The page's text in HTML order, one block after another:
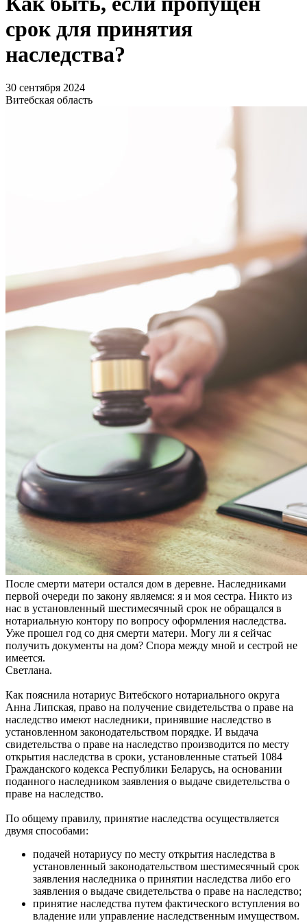
срок для принятия
наследства?
30 сентября 2024
Витебская область
После смерти матери остался дом в деревне. Наследниками
первой очереди по закону являемся: я и моя сестра. Никто из
нас в установленный шестимесячный срок не обращался в
нотариальную контору по вопросу оформления наследства.
Уже прошел год со дня смерти матери. Могу ли я сейчас
получить документы на дом? Спора между мной и сестрой не
имеется.
Светлана.
Как пояснила нотариус Витебского нотариального округа
Анна Липская, право на получение свидетельства о праве на
наследство имеют наследники, принявшие наследство в
установленном законодательством порядке. И выдача
свидетельства о праве на наследство производится по месту
открытия наследства в сроки, установленные статьей 1084
Гражданского кодекса Республики Беларусь, на основании
поданного наследником заявления о выдаче свидетельства о
праве на наследство.
По общему правилу, принятие наследства осуществляется
двумя способами:
подачей нотариусу по месту открытия наследства в
установленный законодательством шестимесячный срок
заявления наследника о принятии наследства либо его
заявления о выдаче свидетельства о праве на наследство;
принятие наследства путем фактического вступления во
владение или управление наследственным имуществом.